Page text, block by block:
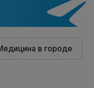
в городе